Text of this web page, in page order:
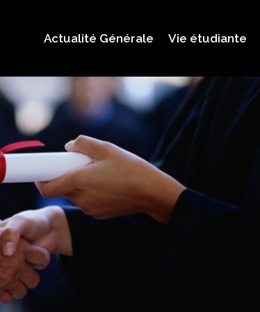
Actualité Générale Vie étudiante